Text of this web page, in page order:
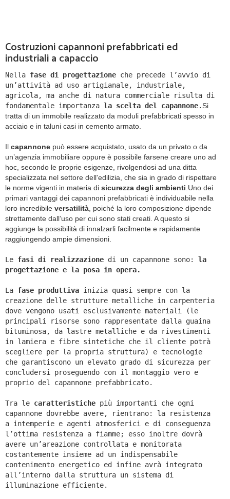
Costruzioni capannoni prefabbricati ed
industriali a capaccio
Nella fase di progettazione che precede l’avvio di
un’attività ad uso artigianale, industriale,
agricola, ma anche di natura commerciale risulta di
fondamentale importanza la scelta del capannone.Si
tratta di un immobile realizzato da moduli prefabbricati spesso in
acciaio e in taluni casi in cemento armato.
Il capannone può essere acquistato, usato da un privato o da
un’agenzia immobiliare oppure è possibile farsene creare uno ad
hoc, secondo le proprie esigenze, rivolgendosi ad una ditta
specializzata nel settore dell'edilizia, che sia in grado di rispettare
le norme vigenti in materia di sicurezza degli ambienti.Uno dei
primari vantaggi dei capannoni prefabbricati è individuabile nella
loro incredibile versatilità, poiché la loro composizione dipende
strettamente dall’uso per cui sono stati creati. A questo si
aggiunge la possibilità di innalzarli facilmente e rapidamente
raggiungendo ampie dimensioni.
Le fasi di realizzazione di un capannone sono: la
progettazione e la posa in opera.
La fase produttiva inizia quasi sempre con la
creazione delle strutture metalliche in carpenteria
dove vengono usati esclusivamente materiali (le
principali risorse sono rappresentate dalla guaina
bituminosa, da lastre metalliche e da rivestimenti
in lamiera e fibre sintetiche che il cliente potrà
scegliere per la propria struttura) e tecnologie
che garantiscono un elevato grado di sicurezza per
concludersi proseguendo con il montaggio vero e
proprio del capannone prefabbricato.
Tra le caratteristiche più importanti che ogni
capannone dovrebbe avere, rientrano: la resistenza
a intemperie e agenti atmosferici e di conseguenza
l’ottima resistenza a fiamme; esso inoltre dovrà
avere un’areazione controllata e monitorata
costantemente insieme ad un indispensabile
contenimento energetico ed infine avrà integrato
all’interno dalla struttura un sistema di
illuminazione efficiente.